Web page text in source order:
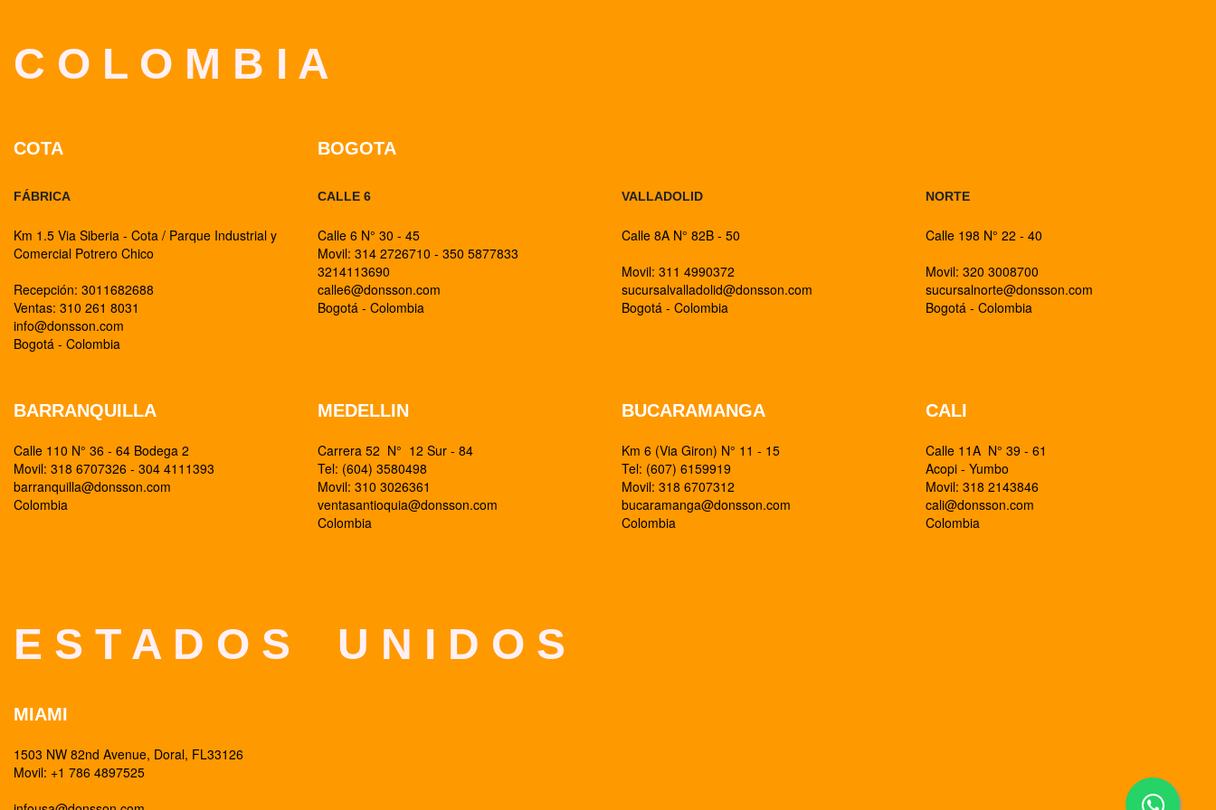
C O L O M B I A
COTA
FÁBRICA
Km 1.5 Via Siberia - Cota / Parque Industrial y
Comercial Potrero Chico
Recepción: 3011682688
Ventas: 310 261 8031
info@donsson.com
Bogotá - Colombia
BOGOTA
CALLE 6
Calle 6 N° 30 - 45
Movil: 314 2726710 - 350 5877833
3214113690
calle6@donsson.com
Bogotá - Colombia
VALLADOLID
Calle 8A N° 82B - 50
Movil: 311 4990372
sucursalvalladolid@donsson.com
Bogotá - Colombia
NORTE
Calle 198 N° 22 - 40
Movil: 320 3008700
sucursalnorte@donsson.com
Bogotá - Colombia
BARRANQUILLA
Calle 110 N° 36 - 64 Bodega 2
Movil: 318 6707326 - 304 4111393
barranquilla@donsson.com
Colombia
MEDELLIN
Carrera 52 N° 12 Sur - 84
Tel: (604) 3580498
Movil: 310 3026361
ventasantioquia@donsson.com
Colombia
BUCARAMANGA
Km 6 (Via Giron) N° 11 - 15
Tel: (607) 6159919
Movil: 318 6707312
bucaramanga@donsson.com
Colombia
CALI
Calle 11A N° 39 - 61
Acopi - Yumbo
Movil: 318 2143846
cali@donsson.com
Colombia
E S T A D O S U N I D O S
MIAMI
1503 NW 82nd Avenue, Doral, FL33126
Movil: +1 786 4897525